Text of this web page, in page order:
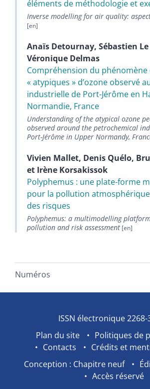
éléments de méthodologie et
Inverse modelling for air quality:
Anaïs Detournay, Sébastien
Véronique Delmas
Compréhension du phénomène
« atypiques » dʼozone observé
industrielle de Port-Jérôme en
Normandie, France
Understanding of the atypical ozone
observed around the petrochemical
Port-Jérôme in Upper Normandy,
Vivien Mallet, Denis Quélo,
et Irène Korsakissok
Polyphemus : une plate-forme
pour la pollution
des risques
Polyphemus: a multimodelling
pollution and risk assessment
Numéros
ISSN électronique 2268-
Plan du site
Politiques de
Contacts
Crédits et
Conception : Chapitre neuf
Accès réservé